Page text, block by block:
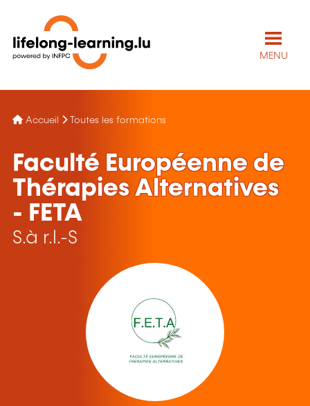
MENU
Accueil Toutes les formations
Faculté Européenne de
Thérapies Alternatives
- FETA
S.à r.l.-S